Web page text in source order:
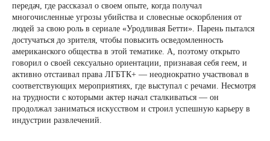
передач, где рассказал о своем опыте, когда получал
многочисленные угрозы убийства и словесные оскорбления от
людей за свою роль в сериале «Уродливая Бетти». Парень пытался
достучаться до зрителя, чтобы повысить осведомленность
американского общества в этой тематике. А, поэтому открыто
говорил о своей сексуально ориентации, признавая себя геем, и
активно отстаивал права ЛГБТК+ — неоднократно участвовал в
соответствующих мероприятиях, где выступал с речами. Несмотря
на трудности с которыми актер начал сталкиваться — он
продолжал заниматься искусством и строил успешную карьеру в
индустрии развлечений.